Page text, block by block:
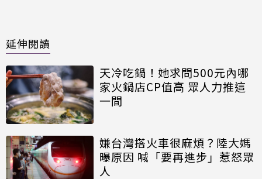
延伸閱讀
天冷吃鍋！她求問500元內哪
家火鍋店CP值高 眾人力推這
一間
嫌台灣搭火車很麻煩？陸大媽
曝原因 喊「要再進步」惹怒眾
人